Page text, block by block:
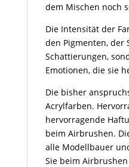
dem Mischen noch
Die Intensität der
den Pigmenten, der
Schattierungen,
Emotionen, die sie
Die bisher
Acrylfarben.
hervorragende
beim Airbrushen.
alle Modellbauer
Sie beim